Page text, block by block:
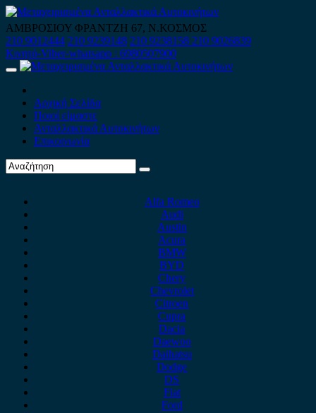
Skip
to
content
ΑΜΒΡΟΣΙΟΥ ΦΡΑΝΤΖΗ 67, Ν.ΚΟΣΜΟΣ
210 9012444 210 9239148 210 9238158 210 9026839
Κινητό-Viber-whatsapp : 6980507900
Primary
Αρχική Σελίδα
Ποιοί είμαστε
Ανταλλακτικά Αυτοκινήτων
Επικοινωνία
Alfa Romeo
Audi
Austin
Acura
BMW
BYD
Chery
Chevrolet
Citroen
Cupra
Dacia
Daewoo
Daihatsu
Dodge
DS
Fiat
Ford